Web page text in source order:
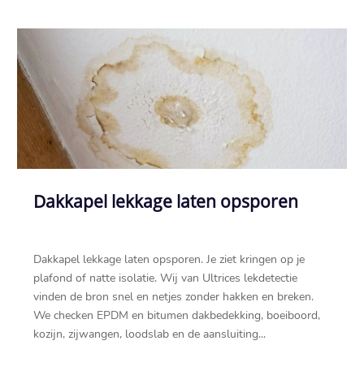
Dakkapel lekkage laten opsporen
Dakkapel lekkage laten opsporen.​ Je ziet kringen op je
plafond of natte isolatie.​ Wij van Ultrices lekdetectie
vinden de bron snel en netjes zonder hakken en breken.​
We checken EPDM en bitumen dakbedekking, boeiboord,
kozijn, zijwangen, loodslab en de aansluiting...